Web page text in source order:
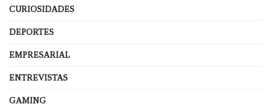
CURIOSIDADES
DEPORTES
EMPRESARIAL
ENTREVISTAS
GAMING